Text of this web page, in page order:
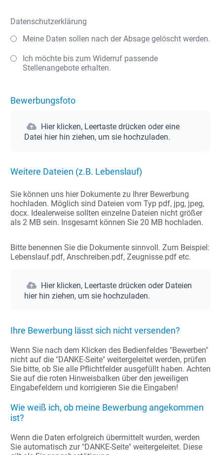
Datenschutzerklärung
Meine Daten sollen nach der Absage gelöscht werden.
Ich möchte bis zum Widerruf passende
Stellenangebote erhalten.
Bewerbungsfoto
Hier klicken, Leertaste drücken oder eine
Datei hier hin ziehen, um sie hochzuladen.
Weitere Dateien (z.B. Lebenslauf)
Sie können uns hier Dokumente zu Ihrer Bewerbung
hochladen. Möglich sind Dateien vom Typ pdf, jpg, jpeg,
docx. Idealerweise sollten einzelne Dateien nicht größer
als 2 MB sein. Insgesamt können Sie 20 MB hochladen.
Bitte benennen Sie die Dokumente sinnvoll. Zum Beispiel:
Lebenslauf.pdf, Anschreiben.pdf, Zeugnisse.pdf etc.
Hier klicken, Leertaste drücken oder Dateien
hier hin ziehen, um sie hochzuladen.
Ihre Bewerbung lässt sich nicht versenden?
Wenn Sie nach dem Klicken des Bedienfeldes "Bewerben"
nicht auf die "DANKE-Seite" weitergeleitet werden, prüfen
Sie bitte, ob Sie alle Pflichtfelder ausgefüllt haben. Achten
Sie auf die roten Hinweisbalken über den jeweiligen
Eingabefeldern und korrigieren Sie die Eingaben!
Wie weiß ich, ob meine Bewerbung angekommen
ist?
Wenn die Daten erfolgreich übermittelt wurden, werden
Sie automatisch zur "DANKE-Seite" weitergeleitet. Diese